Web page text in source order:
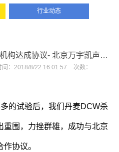
行业动态
丹麦DCW与北京某大型医疗机构达成协议- 北京万宇凯声科技发展有限公司
间： 2018/8/22 16:01:57 次数：
的试验后，我们丹麦DCW杀
重围，力挫群雄，成功与北京
协议。